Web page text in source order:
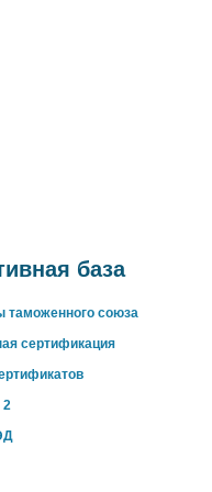
база
таможенного союза
сертификация
2